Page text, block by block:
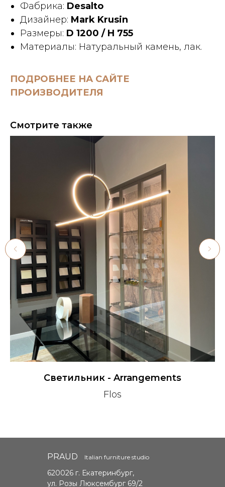
Фабрика: Desalto
Дизайнер: Mark Krusin
Размеры: D 1200 / H 755
Материалы: Натуральный камень, лак.
ПОДРОБНЕЕ НА САЙТЕ
ПРОИЗВОДИТЕЛЯ
Смотрите также
Cветильник - Arrangements
Flos
PRAUD
620026 г. Екатеринбург,
ул. Розы Люксембург 69/2
Italian furniture studio